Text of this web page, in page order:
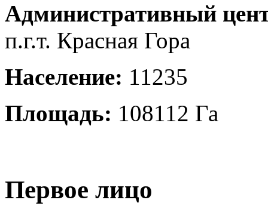
Административный
п.г.т. Красная Гора
Население: 11235
Площадь: 108112 Га
Первое лицо